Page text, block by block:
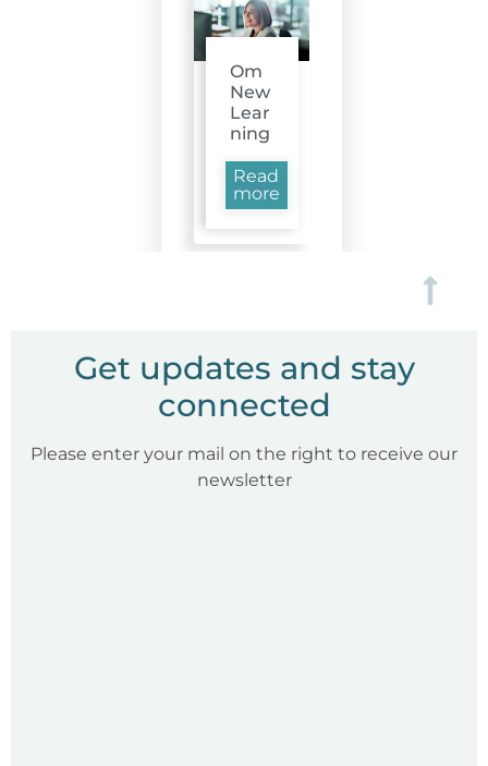
Om
New
Lear
ning
Read
more
Get updates and stay
connected
Please enter your mail on the right to receive our
newsletter